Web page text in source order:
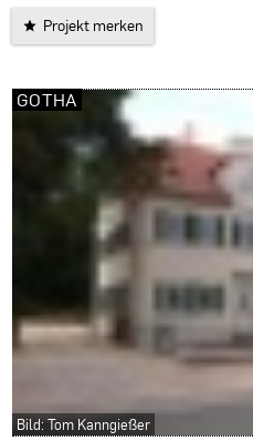
Projekt merken
GOTHA
Bild: Tom Kanngießer